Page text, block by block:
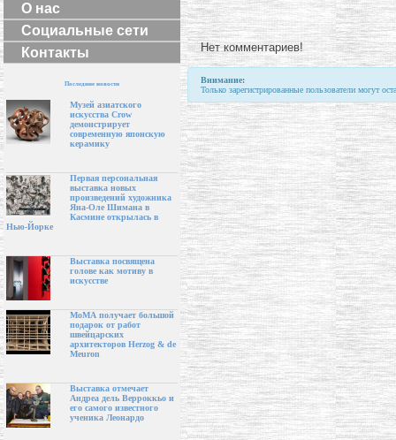
О нас
Социальные сети
Контакты
Последние новости
Музей азиатского
искусства Crow
демонстрирует
современную японскую
керамику
Первая персональная
выставка новых
произведений художника
Яна-Оле Шимана в
Касмине открылась в
Нью-Йорке
Выставка посвящена
голове как мотиву в
искусстве
МоМА получает большой
подарок от работ
швейцарских
архитекторов Herzog & de
Meuron
Выставка отмечает
Андреа дель Верроккьо и
его самого известного
ученика Леонардо
Нет комментариев!
Внимание:
Только зарегистрированные пользователи могут